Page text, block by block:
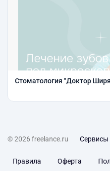
Стоматология "Доктор
© 2026 freelance.ru Сервисы
Правила Оферта